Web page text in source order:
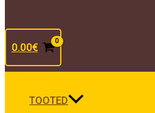
0.00€
TOOTED